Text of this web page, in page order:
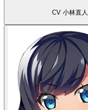
CV 小林直人